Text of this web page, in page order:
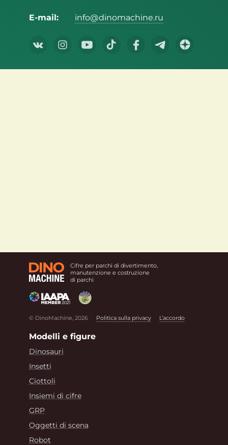
E-mail: info@dinomachine.ru
Cifre per parchi di divertimento,
manutenzione e costruzione
di parchi
© DinoMachine, 2026 Politica sulla privacy L’accordo
Modelli e figure
Dinosauri
Insetti
Ciottoli
Insiemi di cifre
GRP
Oggetti di scena
Robot